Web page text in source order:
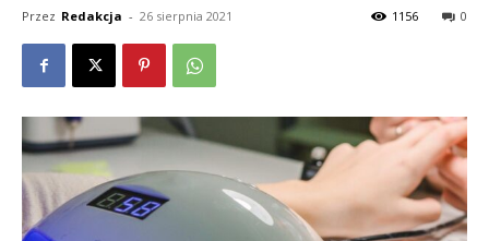
Przez Redakcja - 26 sierpnia 2021 0
1156